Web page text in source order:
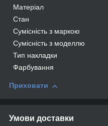
Матеріал
Стан
Сумісність з маркою
Сумісність з моделлю
Тип накладки
Фарбування
Приховати
Умови доставки